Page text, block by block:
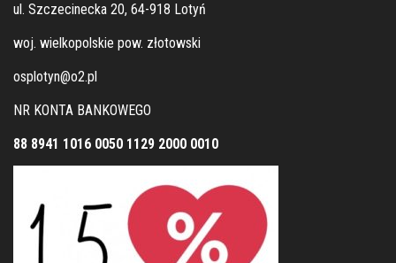
ul. Szczecinecka 20, 64-918 Lotyń
woj. wielkopolskie pow. złotowski
osplotyn@o2.pl
NR KONTA BANKOWEGO
88 8941 1016 0050 1129 2000 0010